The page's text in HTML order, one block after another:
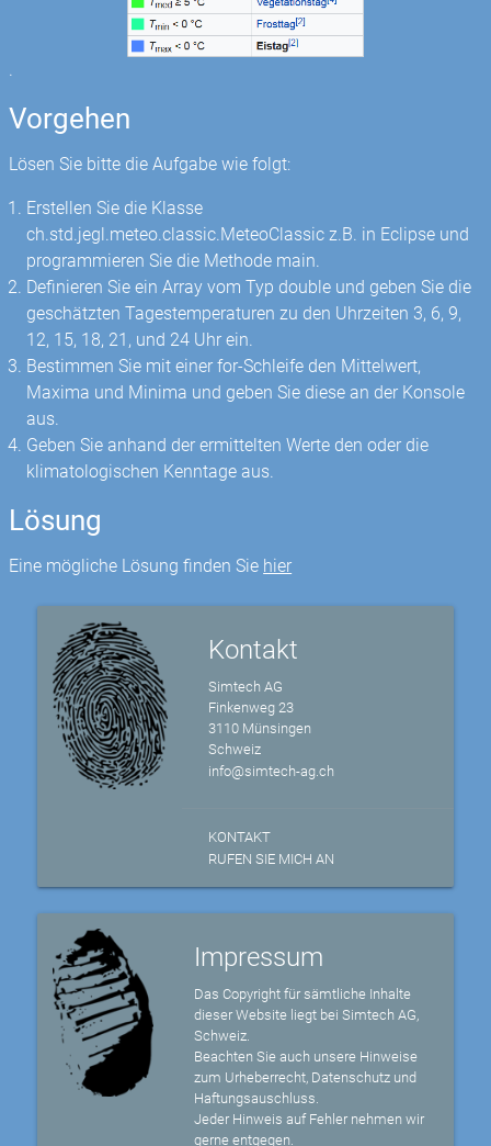
.
Vorgehen
Lösen Sie bitte die Aufgabe wie folgt:
Erstellen Sie die Klasse
ch.std.jegl.meteo.classic.MeteoClassic z.B. in Eclipse und
programmieren Sie die Methode main.
Definieren Sie ein Array vom Typ double und geben Sie die
geschätzten Tagestemperaturen zu den Uhrzeiten 3, 6, 9,
12, 15, 18, 21, und 24 Uhr ein.
Bestimmen Sie mit einer for-Schleife den Mittelwert,
Maxima und Minima und geben Sie diese an der Konsole
aus.
Geben Sie anhand der ermittelten Werte den oder die
klimatologischen Kenntage aus.
Lösung
Eine mögliche Lösung finden Sie hier
Kontakt
Simtech AG
Finkenweg 23
3110 Münsingen
Schweiz
info@simtech-ag.ch
KONTAKT
RUFEN SIE MICH AN
Impressum
Das Copyright für sämtliche Inhalte
dieser Website liegt bei Simtech AG,
Schweiz.
Beachten Sie auch unsere Hinweise
zum Urheberrecht, Datenschutz und
Haftungsauschluss.
Jeder Hinweis auf Fehler nehmen wir
gerne entgegen.